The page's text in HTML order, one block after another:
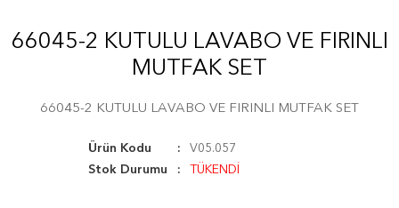
66045-2 KUTULU LAVABO VE FIRINLI
MUTFAK SET
66045-2 KUTULU LAVABO VE FIRINLI MUTFAK SET
Ürün Kodu
V05.057
Stok Durumu
TÜKENDİ